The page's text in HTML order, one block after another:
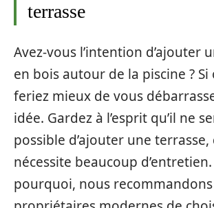
terrasse
Avez-vous l’intention d’ajouter
en bois autour de la piscine ? Si
feriez mieux de vous
idée. Gardez à l’esprit qu’il ne
possible d’ajouter une
nécessite beaucoup d’entretien.
pourquoi, nous